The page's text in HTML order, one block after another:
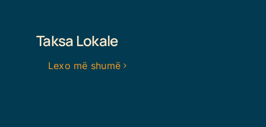
Taksa Lokale
Lexo më shumë